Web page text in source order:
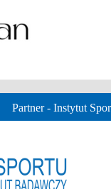
Partner - Instytut